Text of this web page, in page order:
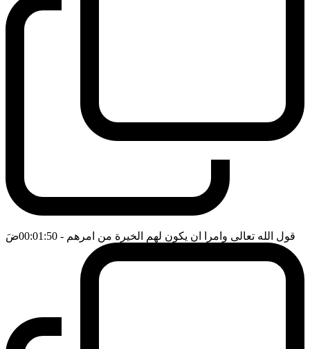
قول الله تعالى وامرا ان يكون لهم الخيرة من امرهم - 00:01:50 ضَ